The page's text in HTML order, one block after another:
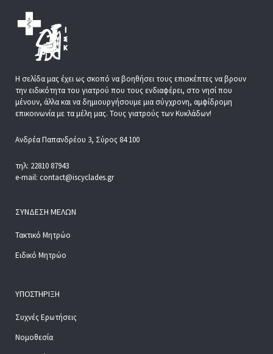
Η σελίδα μας έχει ως σκοπό να βοηθήσει τους επισκέπτες να βρουν
την ειδικότητα του γιατρού που τους ενδιαφέρει, στο νησί που
μένουν, άλλα και να δημιουργήσουμε μια σύγχρονη, αμφίδρομη
επικοινωνία με τα μέλη μας. Τους γιατρούς των Κυκλάδων!
Ανδρέα Παπανδρέου 3, Σύρος 84 100
τηλ: 22810 87943
e-mail: contact@iscyclades.gr
ΣΎΝΔΕΣΗ ΜΕΛΏΝ
Τακτικό Μητρώο
Ειδικό Μητρώο
ΥΠΟΣΤΉΡΙΞΗ
Συχνές Ερωτήσεις
Νομοθεσία